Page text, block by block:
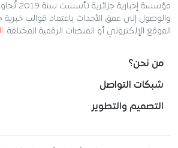
مؤسسة
والوصول إلى عمق الأحداث باعتماد قوالب خبرية
الموقع الإلكتروني أو المنصات الرقمية المختلفة.
من نحن؟
شبكات التواصل
التصميم والتطوير